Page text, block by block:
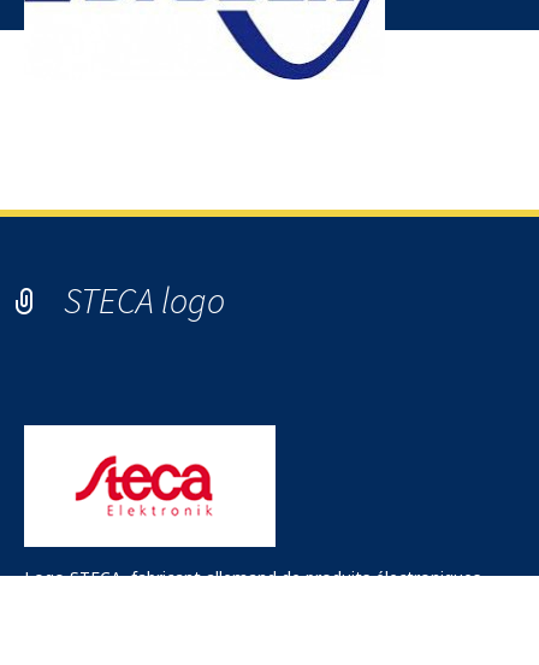
STECA logo
Logo STECA, fabricant allemand de produits électroniques